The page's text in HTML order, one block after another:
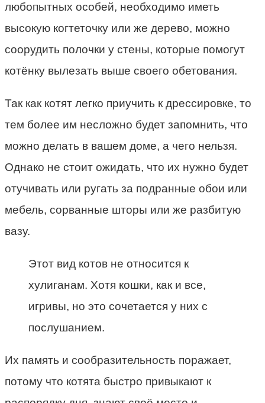
любопытных особей, необходимо иметь
высокую когтеточку или же дерево, можно
соорудить полочки у стены, которые помогут
котёнку вылезать выше своего обетования.
Так как котят легко приучить к дрессировке, то
тем более им несложно будет запомнить, что
можно делать в вашем доме, а чего нельзя.
Однако не стоит ожидать, что их нужно будет
отучивать или ругать за подранные обои или
мебель, сорванные шторы или же разбитую
вазу.
Этот вид котов не относится к
хулиганам. Хотя кошки, как и все,
игривы, но это сочетается у них с
послушанием.
Их память и сообразительность поражает,
потому что котята быстро привыкают к